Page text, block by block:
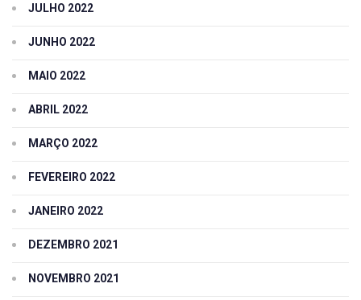
JULHO 2022
JUNHO 2022
MAIO 2022
ABRIL 2022
MARÇO 2022
FEVEREIRO 2022
JANEIRO 2022
DEZEMBRO 2021
NOVEMBRO 2021